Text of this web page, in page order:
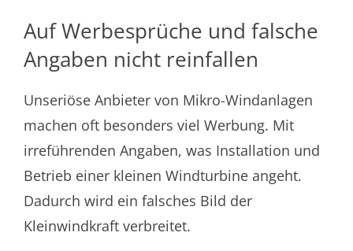
Auf Werbesprüche und falsche
Angaben nicht reinfallen
Unseriöse Anbieter von Mikro-Windanlagen
machen oft besonders viel Werbung. Mit
irreführenden Angaben, was Installation und
Betrieb einer kleinen Windturbine angeht.
Dadurch wird ein falsches Bild der
Kleinwindkraft verbreitet.